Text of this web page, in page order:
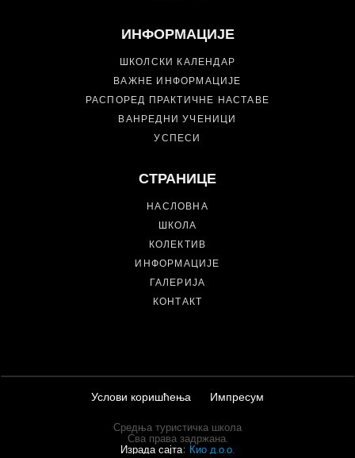
ИНФОРМАЦИЈЕ
ШКОЛСКИ КАЛЕНДАР
ВАЖНЕ ИНФОРМАЦИЈЕ
РАСПОРЕД ПРАКТИЧНЕ НАСТАВЕ
ВАНРЕДНИ УЧЕНИЦИ
УСПЕСИ
СТРАНИЦЕ
НАСЛОВНА
ШКОЛА
КОЛЕКТИВ
ИНФОРМАЦИЈЕ
ГАЛЕРИЈА
КОНТАКТ
Услови коришћења Импресум
Средња туристичка школа
Сва права задржана.
Израда сајта: Кио д.о.о.